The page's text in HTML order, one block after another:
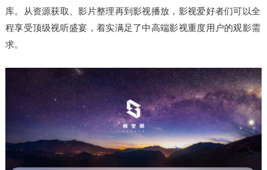
库。从资源获取、影片整理再到影视播放，影视爱好者们可以全
程享受顶级视听盛宴，着实满足了中高端影视重度用户的观影需
求。